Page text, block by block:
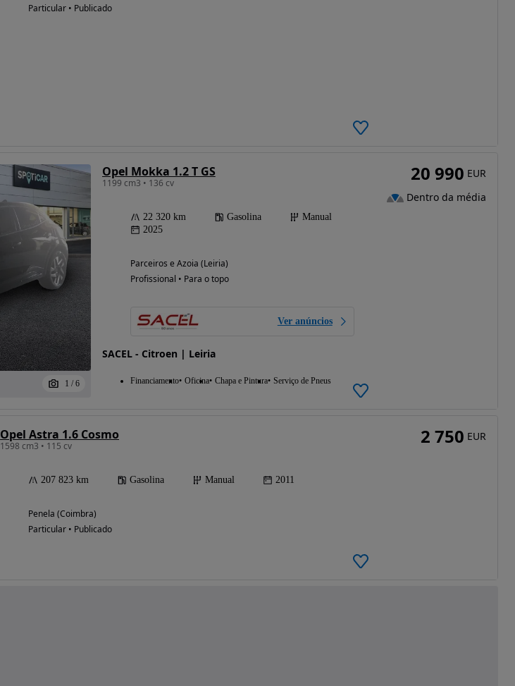
Particular • Publicado
1 / 6
Opel Mokka 1.2 T GS
1199 cm3 • 136 cv
22 320 km Gasolina
Manual
2025
Parceiros e Azoia (Leiria)
Profissional • Para o topo
Ver anúncios
SACEL - Citroen | Leiria
Financiamento Oficina Chapa e Pintura Serviço de Pneus
20 990 EUR
Dentro da média
Opel Astra 1.6 Cosmo
1598 cm3 • 115 cv
207 823 km Gasolina Manual 2011
Penela (Coimbra)
Particular • Publicado
2 750 EUR